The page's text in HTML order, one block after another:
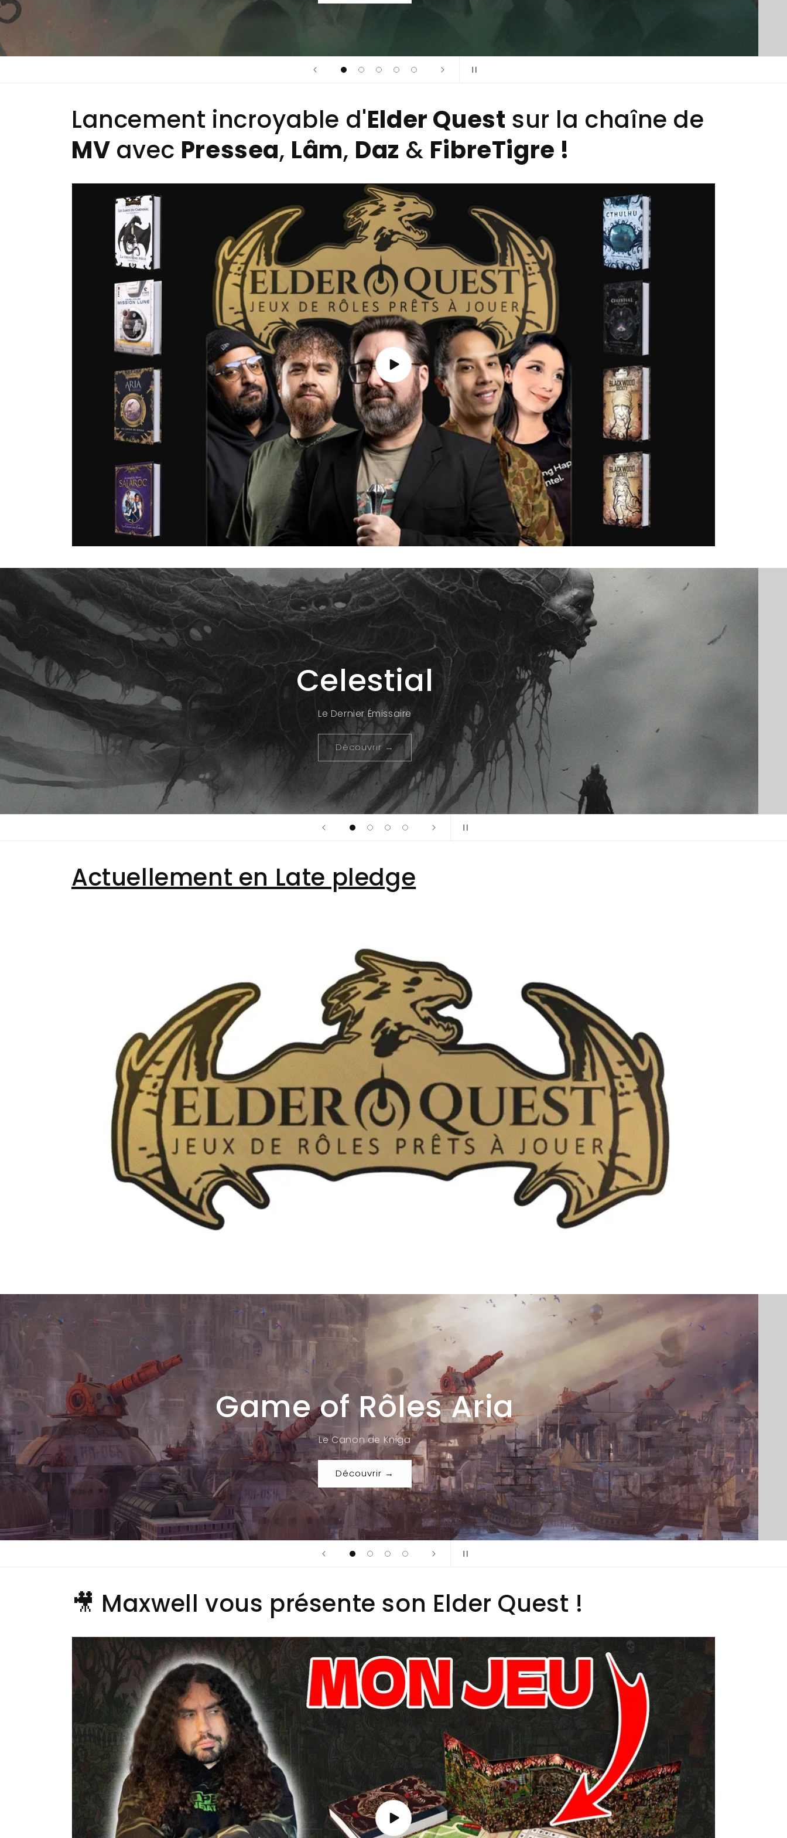
Lancement incroyable d'Elder Quest sur la chaîne de
MV avec Pressea, Lâm, Daz & FibreTigre !
Cthulhu
Shellshock Asylum
Découvrir →
Actuellement en Late pledge
Mission Lune
Game of Rôles
Découvrir →
🎥 Maxwell vous présente son Elder Quest !